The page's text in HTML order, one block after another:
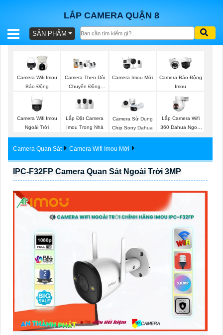
LẮP CAMERA QUẬN 8
BÁO
TRỌN
SẢN
VẤN
CAMERA
SẢN PHẨM
Camera Wifi Imou
Báo Động
Camera Theo Dỏi
Chuyển Động
Camera Imou Mới
Camera Báo Động
Imou
Camera Wifi Imou
Ngoài Trời
Lắp Đặt Camera
Imou Trong Nhà
Camera Sử Dụng
Chip Sony Dahua
Lắp Camera Wifi
360 Dahua Ngoài
Trời
Camera Quan Sát Camera Wifi Imou Mới
IPC-F32FP Camera Quan Sát Ngoài Trời 3MP